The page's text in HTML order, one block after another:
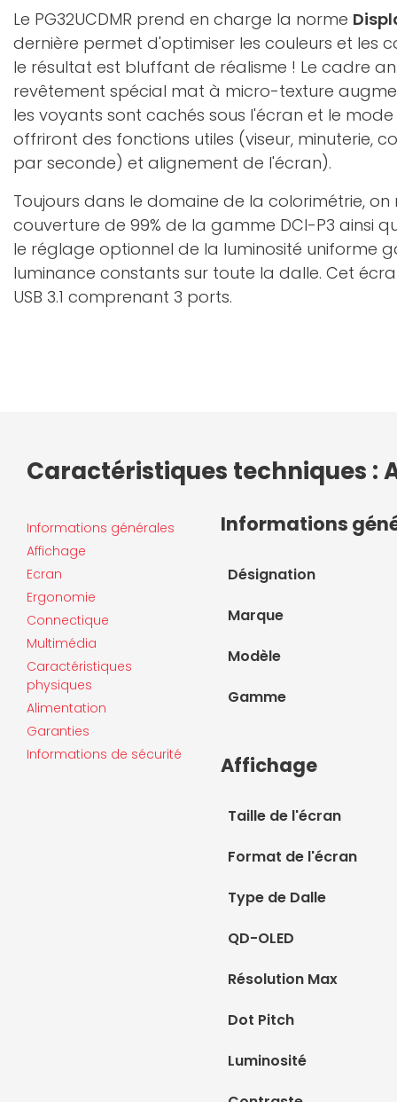
Le PG32UCDMR prend en charge la norme
dernière permet d'optimiser les couleurs et les
le résultat est bluffant de réalisme ! Le cadre
revêtement spécial mat à micro-texture
les voyants sont cachés sous l'écran et le mode
offriront des fonctions utiles (viseur, minuterie,
par seconde) et alignement de l'écran).
Toujours dans le domaine de la colorimétrie, on
couverture de 99% de la gamme DCI-P3 ainsi
le réglage optionnel de la luminosité uniforme
luminance constants sur toute la dalle. Cet
USB 3.1 comprenant 3 ports.
Caractéristiques techniques :
Informations générales
Affichage
Ecran
Ergonomie
Connectique
Multimédia
Caractéristiques
physiques
Alimentation
Garanties
Informations de sécurité
Informations
Désignation
Marque
Modèle
Gamme
Affichage
Taille de l'écran
Format de l'écran
Type de Dalle
QD-OLED
Résolution Max
Dot Pitch
Luminosité